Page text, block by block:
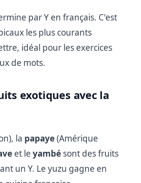
par Y en français. C'est
les plus courants
idéal pour les exercices
de mots.
exotiques avec la
la papaye(Amérique
et le yambé sont des fruits
un Y. Le yuzu gagne en